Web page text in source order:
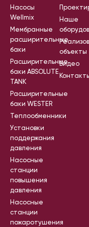
Насосы
Wellmix
Мембранные
расширительные
баки
Расширительные
баки ABSOLUTE
TANK
Расширительные
баки WESTER
Теплообменники
Установки
поддержания
давления
Насосные
станции
повышения
давления
Насосные
станции
пожаротушения
Наше
объекты
Видео